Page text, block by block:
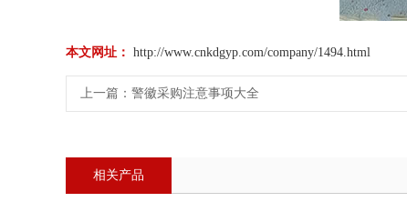
本文网址： http://www.cnkdgyp.com/company/1494.html
上一篇： 警徽采购注意事项大全
相关产品